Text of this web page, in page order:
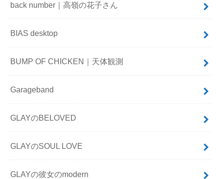
back number｜高嶺の花子さん
BIAS desktop
BUMP OF CHICKEN｜天体観測
Garageband
GLAYのBELOVED
GLAYのSOUL LOVE
GLAYの彼女のmodern